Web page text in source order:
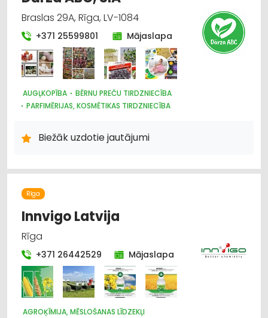
Braslas 29A, Rīga, LV-1084
+371 25599801 Mājaslapa
AUGĻKOPĪBA
BĒRNU PREČU TIRDZNIECĪBA
PARFIMĒRIJAS, KOSMĒTIKAS TIRDZNIECĪBA
ZOOPRECES, DZĪVNIEKU KOPŠANA UN APRŪPE
HOBIJA PRECES
SĒKLAS UN STĀDI
DĀRZA TEHNIKA UN INVENTĀRS
Biežāk uzdotie jautājumi
Rīga
Innvigo Latvija
Rīga
+371 26442529 Mājaslapa
AGROĶĪMIJA, MĒSLOŠANAS LĪDZEKĻI